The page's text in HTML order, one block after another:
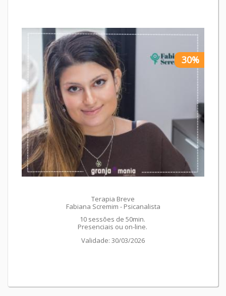
30%
Terapia Breve
Fabiana Scremim - Psicanalista
10 sessões de 50min.
Presenciais ou on-line.
Validade: 30/03/2026